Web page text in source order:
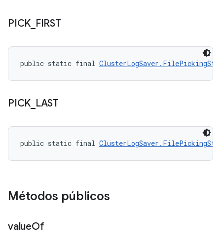
PICK FIRST
public static final
PICK LAST
public static final
Métodos públicos
valueOf